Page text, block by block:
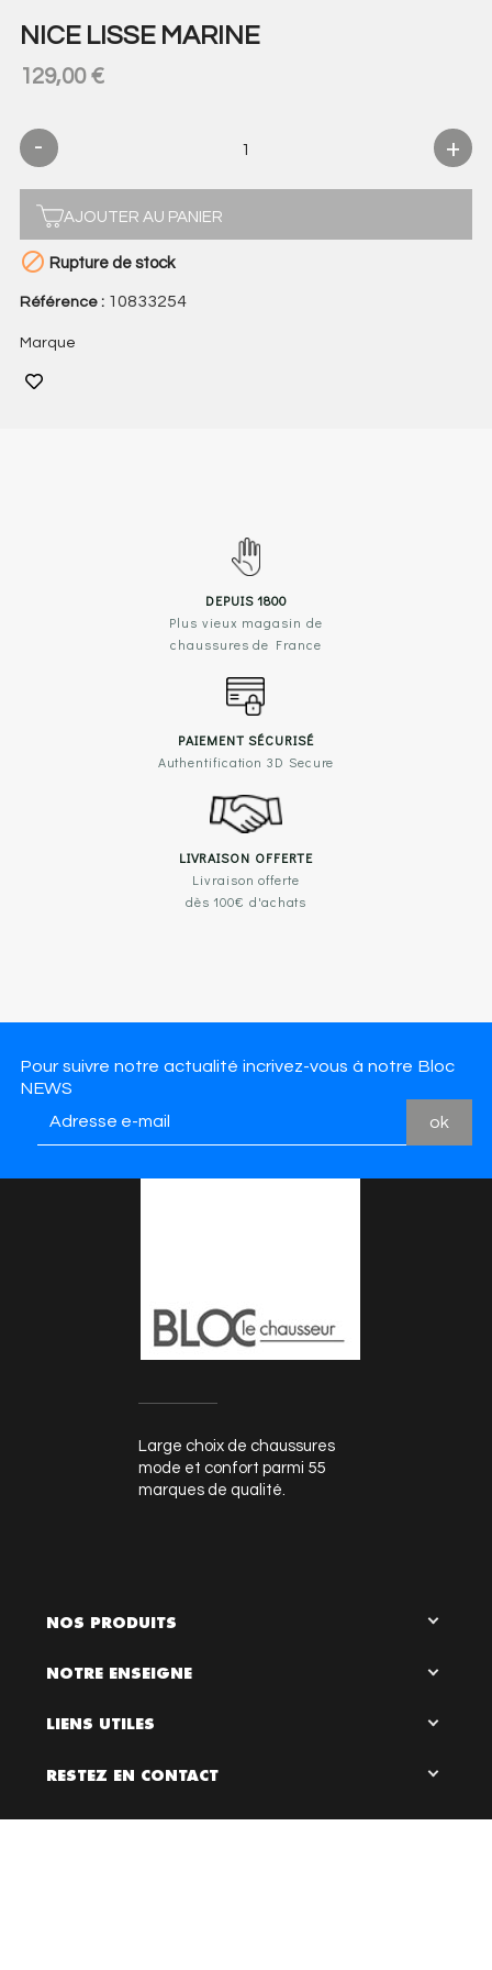
NICE LISSE MARINE
129,00 €
AJOUTER AU PANIER
 Rupture de stock
Référence : 10833254
Marque
DEPUIS 1800
Plus vieux magasin de
chaussures de France
PAIEMENT SÉCURISÉ
Authentification 3D Secure
LIVRAISON OFFERTE
Livraison offerte
dès 100€ d'achats
Pour suivre notre actualité incrivez-vous à notre Bloc
NEWS
Large choix de chaussures
mode et confort parmi 55
marques de qualité.
NOS PRODUITS
NOTRE ENSEIGNE
LIENS UTILES
RESTEZ EN CONTACT